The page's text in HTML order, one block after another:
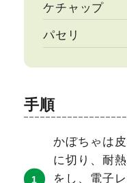
ケチャップ
パセリ
手順
かぼちゃは
に切り、耐
をし、電子